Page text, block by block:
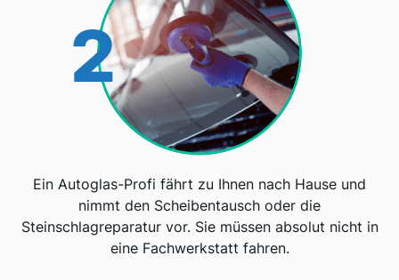
2
Ein Autoglas-Profi fährt zu Ihnen nach Hause und
nimmt den Scheibentausch oder die
Steinschlagreparatur vor. Sie müssen absolut nicht in
eine Fachwerkstatt fahren.